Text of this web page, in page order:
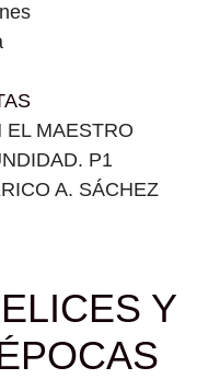
EL MAESTRO
P1
A. SÁCHEZ
Y